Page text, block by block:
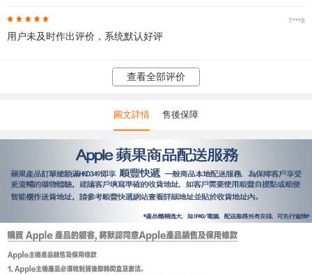
7***8
用户未及时作出评价，系统默认好评
查看全部评价
圖文詳情 售後保障